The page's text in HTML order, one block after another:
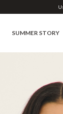
SUMMER STORY